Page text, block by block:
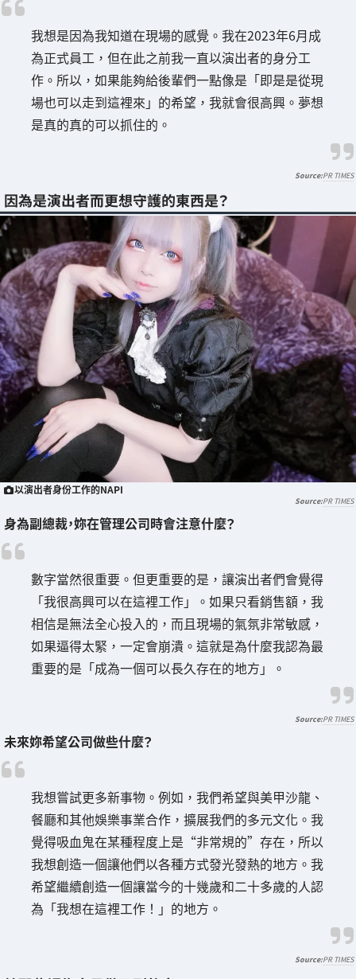
我想是因為我知道在現場的感覺。我在2023年6月成
為正式員工，但在此之前我一直以演出者的身分工
作。所以，如果能夠給後輩們一點像是「即是是從現
場也可以走到這裡來」的希望，我就會很高興。夢想
是真的真的可以抓住的。
PR TIMES
因為是演出者而更想守護的東西是？
以演出者身份工作的NAPI
PR TIMES
身為副總裁，妳在管理公司時會注意什麼？
數字當然很重要。但更重要的是，讓演出者們會覺得
「我很高興可以在這裡工作」。如果只看銷售額，我
相信是無法全心投入的，而且現場的氣氛非常敏感，
如果逼得太緊，一定會崩潰。這就是為什麼我認為最
重要的是「成為一個可以長久存在的地方」。
PR TIMES
未來妳希望公司做些什麼？
我想嘗試更多新事物。例如，我們希望與美甲沙龍、
餐廳和其他娛樂事業合作，擴展我們的多元文化。我
覺得吸血鬼在某種程度上是“非常規的”存在，所以
我想創造一個讓他們以各種方式發光發熱的地方。我
希望繼續創造一個讓當今的十幾歲和二十多歲的人認
為「我想在這裡工作！」的地方。
PR TIMES